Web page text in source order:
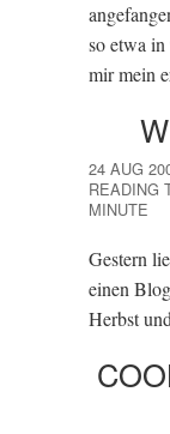
so etwa
mir mein
24 AUG
READING
MINUTE
Gestern
einen
Herbst